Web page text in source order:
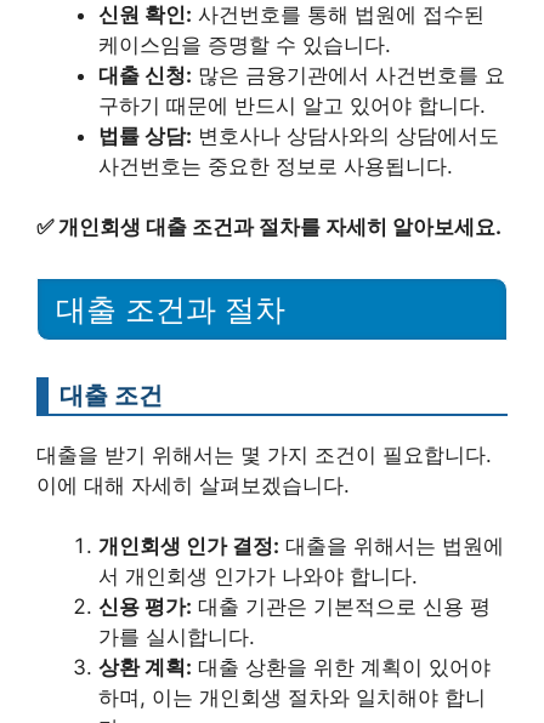
신원 확인: 사건번호를 통해 법원에 접수된
케이스임을 증명할 수 있습니다.
대출 신청: 많은 금융기관에서 사건번호를 요
구하기 때문에 반드시 알고 있어야 합니다.
법률 상담: 변호사나 상담사와의 상담에서도
사건번호는 중요한 정보로 사용됩니다.
✅개인회생 대출 조건과 절차를 자세히 알아보세요.
대출 조건과 절차
대출 조건
대출을 받기 위해서는 몇 가지 조건이 필요합니다.
이에 대해 자세히 살펴보겠습니다.
개인회생 인가 결정: 대출을 위해서는 법원에
서 개인회생 인가가 나와야 합니다.
신용 평가: 대출 기관은 기본적으로 신용 평
가를 실시합니다.
상환 계획: 대출 상환을 위한 계획이 있어야
하며, 이는 개인회생 절차와 일치해야 합니